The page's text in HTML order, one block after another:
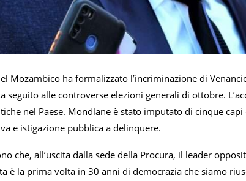
Mozambico ha formalizzato l’incriminazione di
seguito alle controverse elezioni generali di ottobre.
nel Paese. Mondlane è stato imputato di cinque
e istigazione pubblica a delinquere.
che, all’uscita dalla sede della Procura, il leader
è la prima volta in 30 anni di democrazia che siamo